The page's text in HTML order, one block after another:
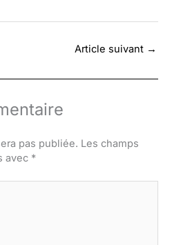
Article suivant →
pas publiée. Les champs
avec *